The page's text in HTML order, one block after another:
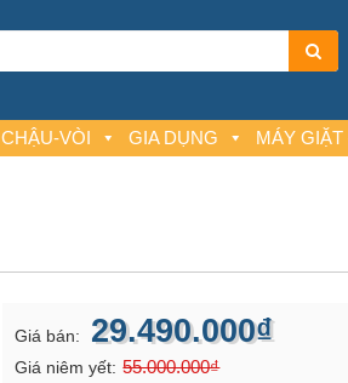
CHẬU-VÒI GIA DỤNG MÁY GIẶT
Giá bán: 29.490.000₫
Giá niêm yết: 55.000.000₫